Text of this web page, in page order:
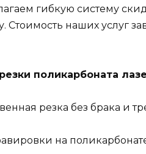
гибкую систему
Стоимость наших услуг
поликарбоната
резка без брака и
на